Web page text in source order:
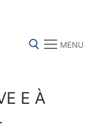
Search for:
MENU
E À